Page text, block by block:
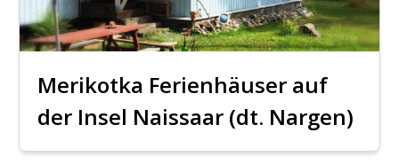
Merikotka Ferienhäuser auf
der Insel Naissaar (dt. Nargen)